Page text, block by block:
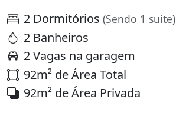
2 Dormitórios (Sendo 1 suíte)
2 Banheiros
2 Vagas na garagem
92m² de Área Total
92m² de Área Privada